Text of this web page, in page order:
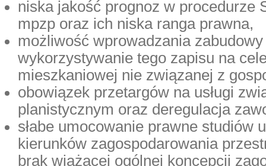
niska jakość prognoz w procedurze
mpzp oraz ich niska ranga prawna,
możliwość wprowadzania
wykorzystywanie tego zapisu na
mieszkaniowej nie związanej z
obowiązek przetargów na usługi
planistycznym oraz deregulacja
słabe umocowanie prawne studiów
kierunków zagospodarowania
brak wiążącej ogólnej koncepcji